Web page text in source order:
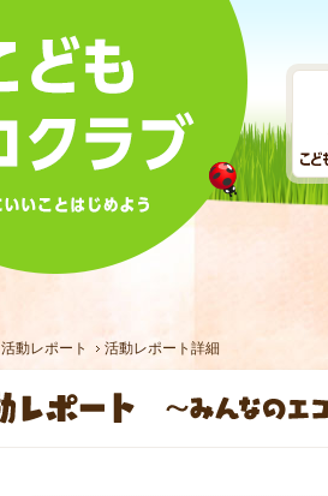
活動レポート 活動レポート詳細